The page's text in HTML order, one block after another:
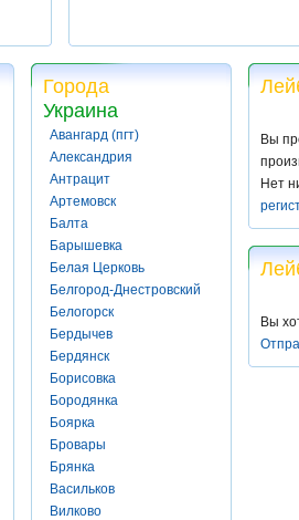
Города
Украина
Авангард (пгт)
Александрия
Антрацит
Артемовск
Балта
Барышевка
Белая Церковь
Белгород-Днестровский
Белогорск
Бердычев
Бердянск
Борисовка
Бородянка
Боярка
Бровары
Брянка
Васильков
Вилково
Вы
Нет
Вы